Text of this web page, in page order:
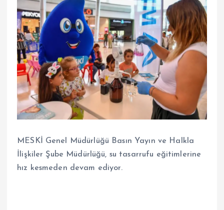
MESKİ Genel Müdürlüğü Basın Yayın ve Halkla
İlişkiler Şube Müdürlüğü, su tasarrufu eğitimlerine
hız kesmeden devam ediyor.